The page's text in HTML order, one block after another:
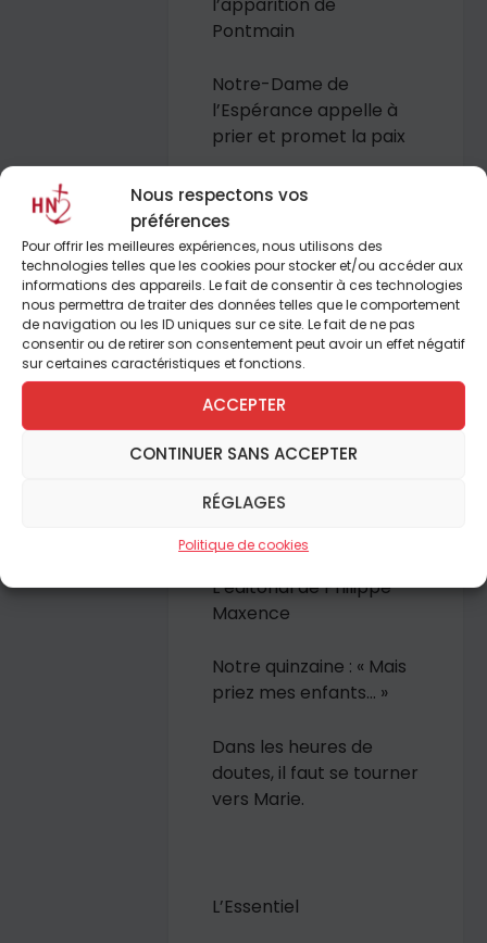
Nous respectons vos
préférences
Pour offrir les meilleures expériences, nous utilisons des
technologies telles que les cookies pour stocker et/ou accéder aux
informations des appareils. Le fait de consentir à ces technologies
nous permettra de traiter des données telles que le comportement
de navigation ou les ID uniques sur ce site. Le fait de ne pas
consentir ou de retirer son consentement peut avoir un effet négatif
sur certaines caractéristiques et fonctions.
ACCEPTER
CONTINUER SANS ACCEPTER
RÉGLAGES
Politique de cookies
Pontmain
Notre-Dame de
l’Espérance appelle à
prier et promet la paix
Il y a 150 ans, la Sainte
Vierge apparaissait une
nouvelle fois en France
pour rappeler
l’importance de la
prière et son efficacité.
Avec Anne Bernet,
Odon de Cacqueray,
Yves Chiron, Père
Renaud Saliba, Étienne
L’éditorial de Philippe
Maxence
Notre quinzaine : « Mais
priez mes enfants… »
Dans les heures de
doutes, il faut se tourner
vers Marie.
L’Essentiel